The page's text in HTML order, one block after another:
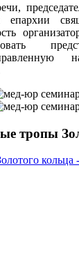
епархии
тропы